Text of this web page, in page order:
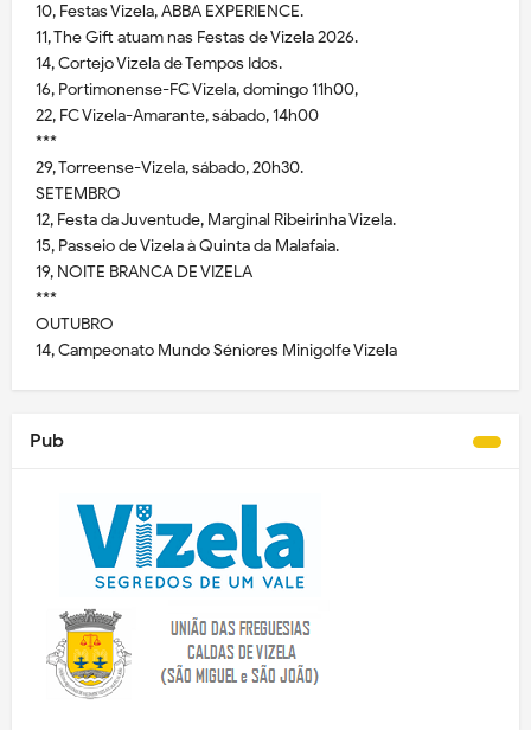
10, Festas Vizela, ABBA EXPERIENCE.
11, The Gift atuam nas Festas de Vizela 2026.
14, Cortejo Vizela de Tempos Idos.
16, Portimonense-FC Vizela, domingo 11h00,
22, FC Vizela-Amarante, sábado, 14h00
***
29, Torreense-Vizela, sábado, 20h30.
SETEMBRO
12, Festa da Juventude, Marginal Ribeirinha Vizela.
15, Passeio de Vizela à Quinta da Malafaia.
19, NOITE BRANCA DE VIZELA
***
OUTUBRO
14, Campeonato Mundo Séniores Minigolfe Vizela
Pub